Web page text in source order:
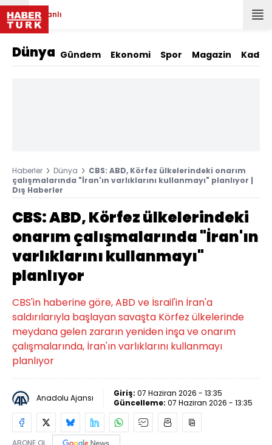
Canlı
Dünya Gündem Ekonomi Spor Magazin Kadın
Haberler Dünya
CBS: ABD, Körfez ülkelerindeki onarım
çalışmalarında "İran'ın varlıklarını kullanmayı" planlıyor |
Dış Haberler
CBS: ABD, Körfez ülkelerindeki
onarım çalışmalarında "İran'ın
varlıklarını kullanmayı"
planlıyor
CBS'in haberine göre, ABD ve İsrail'in İran'a
saldırılarıyla başlayan savaşta Körfez ülkelerinde
meydana gelen zararın yeniden inşa ve onarım
çalışmalarında, İran'ın varlıklarını kullanmayı
planlıyor
Anadolu Ajansı Giriş: 07 Haziran 2026 - 13:35
Güncelleme: 07 Haziran 2026 - 13:35
ABONE OL